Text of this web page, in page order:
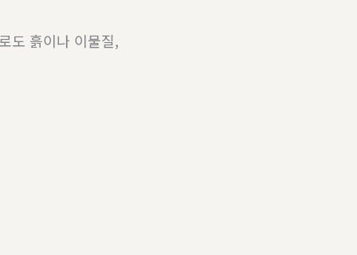
도 흙이나 이물질,